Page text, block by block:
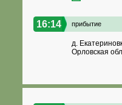
16:14 прибытие
д.
Орловская